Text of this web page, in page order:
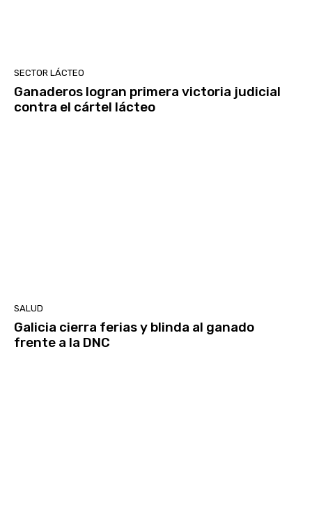
SECTOR LÁCTEO
Ganaderos logran primera victoria judicial
contra el cártel lácteo
SALUD
Galicia cierra ferias y blinda al ganado
frente a la DNC